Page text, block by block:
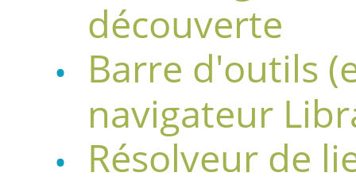
découverte
Barre d'outils
navigateur
Résolveur de